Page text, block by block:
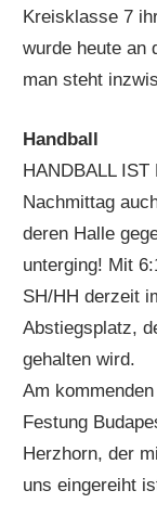
Kreisklasse 7
wurde heute an
man steht
Handball
HANDBALL
Nachmittag
deren Halle
unterging! Mit
SH/HH derzeit
Abstiegsplatz,
gehalten wird.
Am
Festung
Herzhorn, der
uns eingereiht